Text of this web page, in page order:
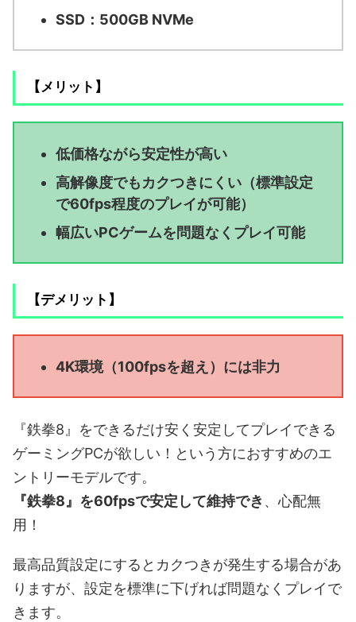
SSD：500GB NVMe
【メリット】
低価格ながら安定性が高い
高解像度でもカクつきにくい（標準設定
で60fps程度のプレイが可能）
幅広いPCゲームを問題なくプレイ可能
【デメリット】
4K環境（100fpsを超え）には非力
『鉄拳8』をできるだけ安く安定してプレイできる
ゲーミングPCが欲しい！という方におすすめのエ
ントリーモデルです。
『鉄拳8』を60fpsで安定して維持でき 、心配無
用！
最高品質設定にするとカクつきが発生する場合があ
りますが、設定を標準に下げれば問題なくプレイで
きます。